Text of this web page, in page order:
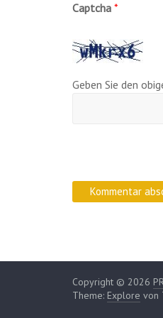
Captcha *
Geben Sie den
Copyright © 2026
Theme: Explore von